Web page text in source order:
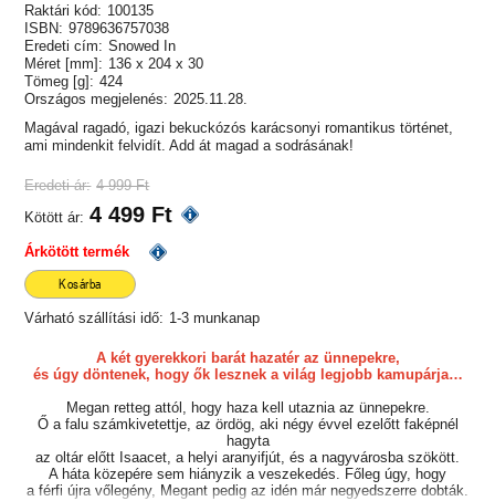
Raktári kód: 100135
ISBN: 9789636757038
Eredeti cím: Snowed In
Méret [mm]: 136 x 204 x 30
Tömeg [g]: 424
Országos megjelenés: 2025.11.28.
Magával ragadó, igazi bekuckózós karácsonyi romantikus történet,
ami mindenkit felvidít. Add át magad a sodrásának!
Eredeti ár: 4 999 Ft
Kötött ár: 4 499 Ft
Árkötött termék
Kosárba
Várható szállítási idő: 1-3 munkanap
A két gyerekkori barát hazatér az ünnepekre,
és úgy döntenek, hogy ők lesznek a világ legjobb kamupárja…
Megan retteg attól, hogy haza kell utaznia az ünnepekre.
Ő a falu számkivetettje, az ördög, aki négy évvel ezelőtt faképnél
hagyta
az oltár előtt Isaacet, a helyi aranyifjút, és a nagyvárosba szökött.
A háta közepére sem hiányzik a veszekedés. Főleg úgy, hogy
a férfi újra vőlegény, Megant pedig az idén már negyedszerre dobták.